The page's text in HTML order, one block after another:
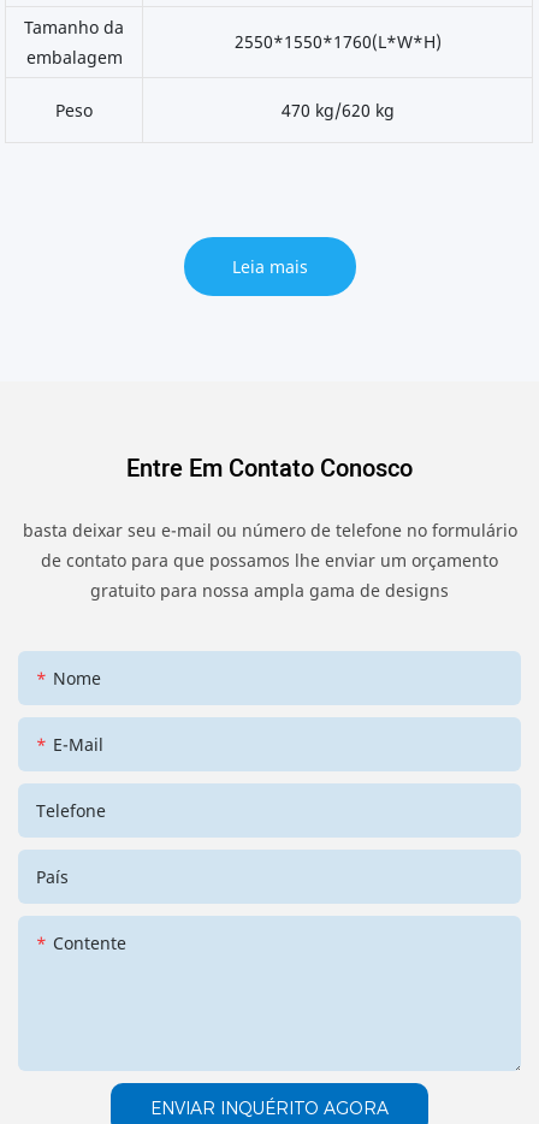
Tamanho da
embalagem
2550*1550*1760(L*W*H)
Peso 470 kg/620 kg
Leia mais
Entre Em Contato Conosco
basta deixar seu e-mail ou número de telefone no formulário
de contato para que possamos lhe enviar um orçamento
gratuito para nossa ampla gama de designs
Nome
E-Mail
Telefone
País
Contente
ENVIAR INQUÉRITO AGORA